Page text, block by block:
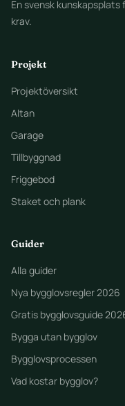
En svensk
krav.
Projekt
Projektöversikt
Altan
Garage
Tillbyggnad
Friggebod
Staket och plank
Guider
Alla guider
Nya bygglovsregler 2026
Gratis bygglovsguide
Bygga utan bygglov
Bygglovsprocessen
Vad kostar bygglov?